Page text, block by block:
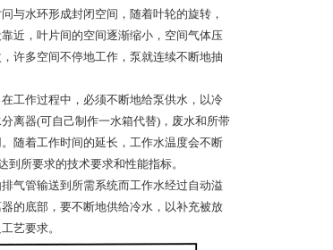
与水环形成封闭空间，随着叶轮的旋转，
近，叶片间的空间逐渐缩小，空间气体压
许多空间不停地工作，泵就连续不断地抽
工作过程中，必须不断地给泵供水，以冷
离器(可自己制作一水箱代替)，废水和所带
随着工作时间的延长，工作水温度会不断
所要求的技术要求和性能指标。
气管输送到所需系统而工作水经过自动溢
的底部，要不断地供给冷水，以补充被放
艺要求。